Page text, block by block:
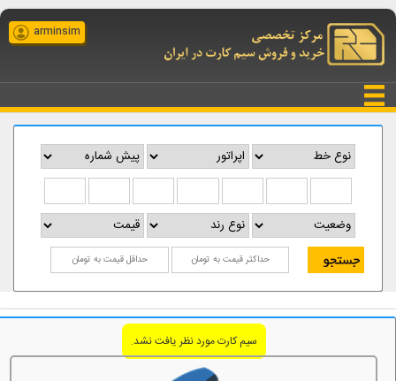
arminsim
سیم کارت مورد نظر یافت نشد.